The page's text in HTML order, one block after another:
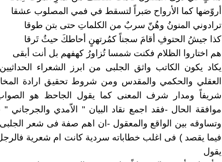
أروّضها كما الأرواح صَبراً لتسقط في فمي المصلوب عشقا
ترادوني المنونُ وهُنّ سربٌ من الكلماتِ حتى بتن طوقا
كذا جيشُ الحتوفِ أقامَ سجناً كمُرتهنٍ أحاطكَ حيثُ تَرقا
هم اختاروا الظلام فكنت شمسا تُزاورُ كهفهم بل أنت أبقى
يكاد يكون الكاتب واثق الجلبى من ابرز الشعراء
العقلي والحكمي والمقدس ومن شروط تحقيق ارادة
شريفاً ومدار شرف المعنى كما يقول الجاحظ هو
موافقة الحال -فقد اجمع نقاد البيان " الاّمدي
وتساوقه بين الواقع والمعقول -ان اهم صفة فى شعر الجلبى
فيما يقصد ) فى اغلب خطاباته سردية كانت ام شعرية
يقول